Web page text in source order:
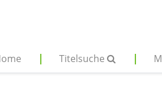
Titelsuche